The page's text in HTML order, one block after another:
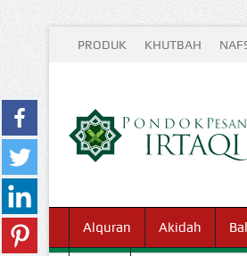
PRODUK KHUTBAH
Alquran Akidah